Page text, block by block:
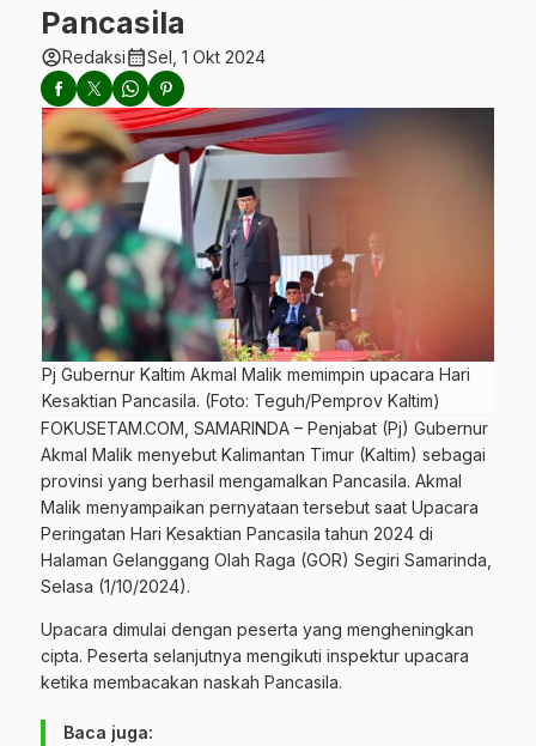
Pancasila
account_circleRedaksicalendar_monthSel, 1 Okt 2024
Pj Gubernur Kaltim Akmal Malik memimpin upacara Hari
Kesaktian Pancasila. (Foto: Teguh/Pemprov Kaltim)
FOKUSETAM.COM , SAMARINDA – Penjabat (Pj) Gubernur
Akmal Malik menyebut Kalimantan Timur (Kaltim) sebagai
provinsi yang berhasil mengamalkan Pancasila. Akmal
Malik menyampaikan pernyataan tersebut saat Upacara
Peringatan Hari Kesaktian Pancasila tahun 2024 di
Halaman Gelanggang Olah Raga (GOR) Segiri Samarinda,
Selasa (1/10/2024).
Upacara dimulai dengan peserta yang mengheningkan
cipta. Peserta selanjutnya mengikuti inspektur upacara
ketika membacakan naskah Pancasila.
Baca juga: